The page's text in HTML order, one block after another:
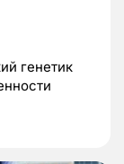
генетик